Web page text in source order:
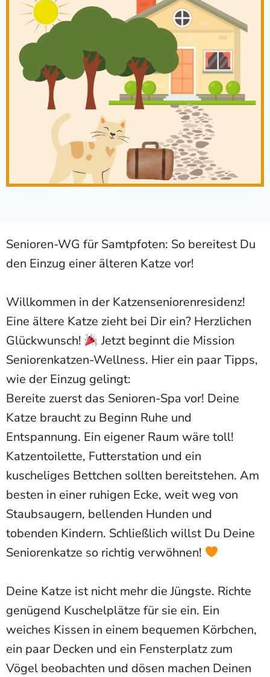
Senioren-WG für Samtpfoten: So bereitest Du
den Einzug einer älteren Katze vor!
Willkommen in der Katzenseniorenresidenz!
Eine ältere Katze zieht bei Dir ein? Herzlichen
Glückwunsch!
Jetzt beginnt die Mission
Seniorenkatzen-Wellness. Hier ein paar Tipps,
wie der Einzug gelingt:
Bereite zuerst das Senioren-Spa vor! Deine
Katze braucht zu Beginn Ruhe und
Entspannung. Ein eigener Raum wäre toll!
Katzentoilette, Futterstation und ein
kuscheliges Bettchen sollten bereitstehen. Am
besten in einer ruhigen Ecke, weit weg von
Staubsaugern, bellenden Hunden und
tobenden Kindern. Schließlich willst Du Deine
Seniorenkatze so richtig verwöhnen!
Deine Katze ist nicht mehr die Jüngste. Richte
genügend Kuschelplätze für sie ein. Ein
weiches Kissen in einem bequemen Körbchen,
ein paar Decken und ein Fensterplatz zum
Vögel beobachten und dösen machen Deinen